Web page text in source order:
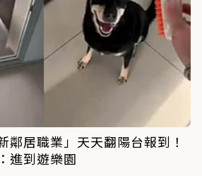
鄰居職業」天天翻陽台報到！
進到遊樂園